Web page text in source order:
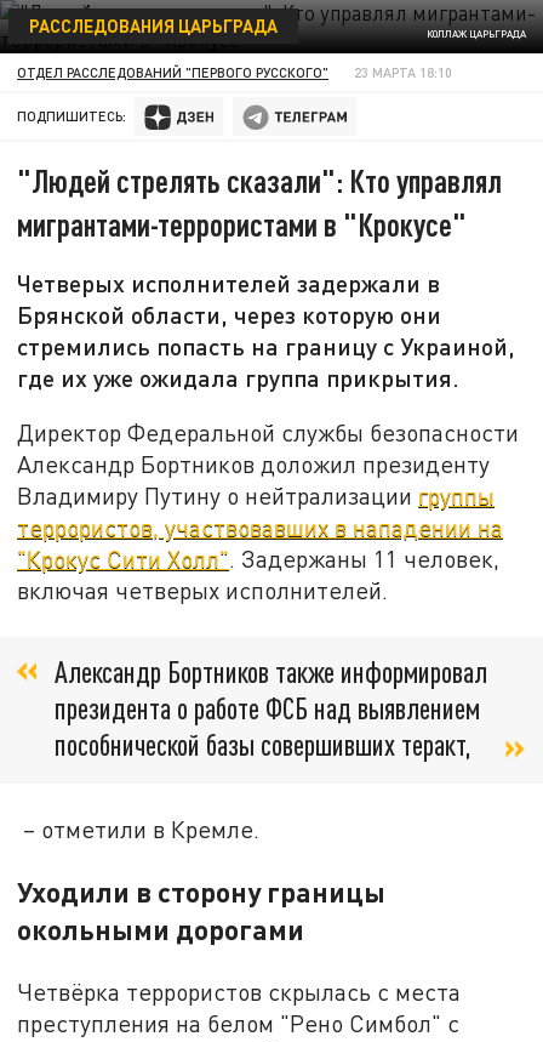
КОЛЛАЖ ЦАРЬГРАДА
РАССЛЕДОВАНИЯ ЦАРЬГРАДА
ОТДЕЛ РАССЛЕДОВАНИЙ "ПЕРВОГО РУССКОГО" 23 МАРТА 18:10
ПОДПИШИТЕСЬ:
"Людей стрелять сказали": Кто управлял
мигрантами-террористами в "Крокусе"
Четверых исполнителей задержали в
Брянской области, через которую они
стремились попасть на границу с Украиной,
где их уже ожидала группа прикрытия.
Директор Федеральной службы безопасности
Александр Бортников доложил президенту
Владимиру Путину о нейтрализации группы
террористов, участвовавших в нападении на
"Крокус Сити Холл". Задержаны 11 человек,
включая четверых исполнителей.
Александр Бортников также информировал
президента о работе ФСБ над выявлением
пособнической базы совершивших теракт,
– отметили в Кремле.
Уходили в сторону границы
окольными дорогами
Четвёрка террористов скрылась с места
преступления на белом "Рено Симбол" с